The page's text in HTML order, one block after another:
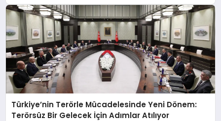
Türkiye’nin Terörle Mücadelesinde Yeni Dönem:
Terörsüz Bir Gelecek İçin Adımlar Atılıyor